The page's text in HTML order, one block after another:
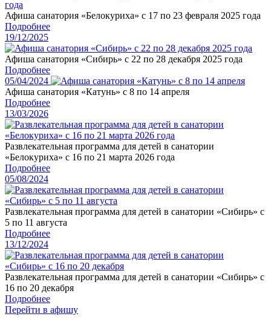
Афиша санатория «Белокуриха» с 17 по 23 февраля 2025 года
Подробнее
19/12/2025
Афиша санатория «Сибирь» с 22 по 28 декабря 2025 года
Подробнее
05/04/2024
Афиша санатория «Катунь» с 8 по 14 апреля
Подробнее
13/03/2026
Развлекательная программа для детей в санатории
«Белокуриха» с 16 по 21 марта 2026 года
Подробнее
05/08/2024
Развлекательная программа для детей в санатории «Сибирь» с
5 по 11 августа
Подробнее
13/12/2024
Развлекательная программа для детей в санатории «Сибирь» с
16 по 20 декабря
Подробнее
Перейти в афишу